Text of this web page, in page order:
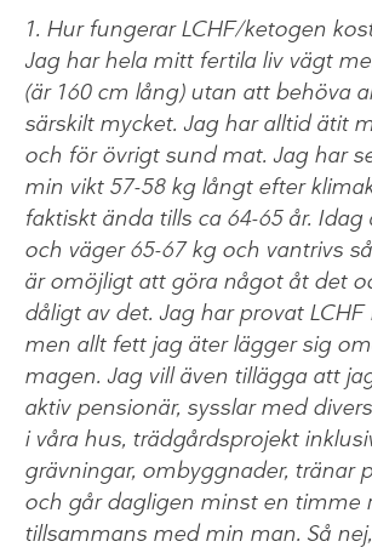
1. Hur fungerar LCHF/ketogen
Jag har hela mitt fertila liv vägt
(är 160 cm lång) utan att behöva
särskilt mycket. Jag har alltid ätit
och för övrigt sund mat. Jag har
min vikt 57-58 kg långt efter
faktiskt ända tills ca 64-65 år. Idag
och väger 65-67 kg och vantrivs
äromöjligtatt göra något åt det
dåligt av det. Jag har provat
men allt fett jag äter lägger sig
magen. Jag vill även tillägga att
aktiv pensionär, sysslar med
i våra hus, trädgårdsprojekt
grävningar, ombyggnader, tränar
och går dagligen minst en timme
tillsammans med min man. Så